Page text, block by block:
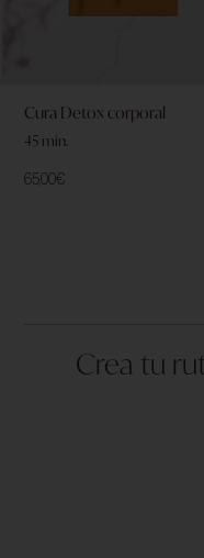
Cura Detox corporal
45 min.
65,00€
Crea tu